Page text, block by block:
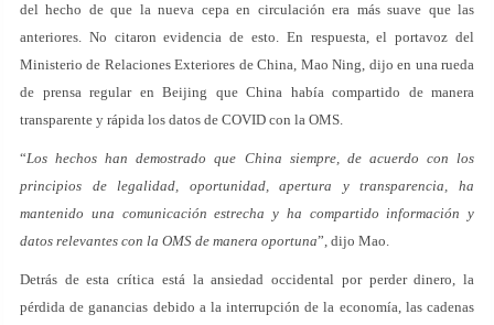
del hecho de que la nueva cepa en circulación era más suave que las
anteriores. No citaron evidencia de esto. En respuesta, el portavoz del
Ministerio de Relaciones Exteriores de China, Mao Ning, dijo en una rueda
de prensa regular en Beijing que China había compartido de manera
transparente y rápida los datos de COVID con la OMS.
“Los hechos han demostrado que China siempre, de acuerdo con los
principios de legalidad, oportunidad, apertura y transparencia, ha
mantenido una comunicación estrecha y ha compartido información y
datos relevantes con la OMS de manera oportuna”, dijo Mao.
Detrás de esta crítica está la ansiedad occidental por perder dinero, la
pérdida de ganancias debido a la interrupción de la economía, las cadenas